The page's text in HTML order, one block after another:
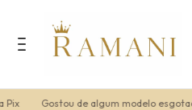
Gostou de algum modelo